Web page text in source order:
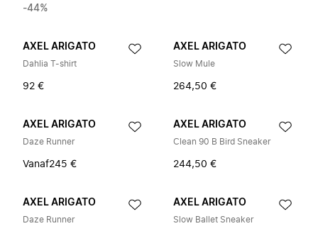
-44%
AXEL ARIGATO
Dahlia T-shirt
92 €
AXEL ARIGATO
Slow Mule
264,50 €
AXEL ARIGATO
Daze Runner
Vanaf245 €
AXEL ARIGATO
Clean 90 B Bird Sneaker
244,50 €
AXEL ARIGATO
Daze Runner
AXEL ARIGATO
Slow Ballet Sneaker